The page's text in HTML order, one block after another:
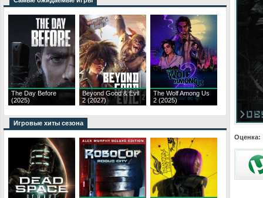
The Day Before
(2025)
Beyond Good & Evil
2 (2027)
The Wolf Among Us
2 (2025)
Игровые хиты сезона
Оценка: